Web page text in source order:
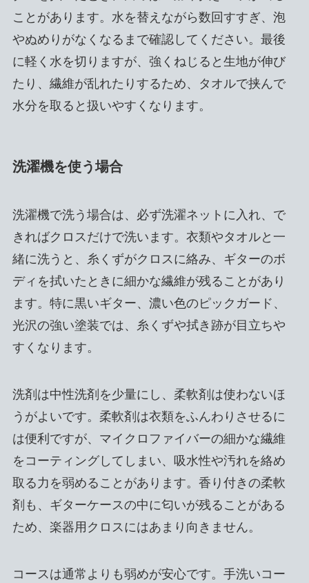
ことがあります。水を替えながら数回すすぎ、泡
やぬめりがなくなるまで確認してください。最後
に軽く水を切りますが、強くねじると生地が伸び
たり、繊維が乱れたりするため、タオルで挟んで
水分を取ると扱いやすくなります。
洗濯機を使う場合
洗濯機で洗う場合は、必ず洗濯ネットに入れ、で
きればクロスだけで洗います。衣類やタオルと一
緒に洗うと、糸くずがクロスに絡み、ギターのボ
ディを拭いたときに細かな繊維が残ることがあり
ます。特に黒いギター、濃い色のピックガード、
光沢の強い塗装では、糸くずや拭き跡が目立ちや
すくなります。
洗剤は中性洗剤を少量にし、柔軟剤は使わないほ
うがよいです。柔軟剤は衣類をふんわりさせるに
は便利ですが、マイクロファイバーの細かな繊維
をコーティングしてしまい、吸水性や汚れを絡め
取る力を弱めることがあります。香り付きの柔軟
剤も、ギターケースの中に匂いが残ることがある
ため、楽器用クロスにはあまり向きません。
コースは通常よりも弱めが安心です。手洗いコー